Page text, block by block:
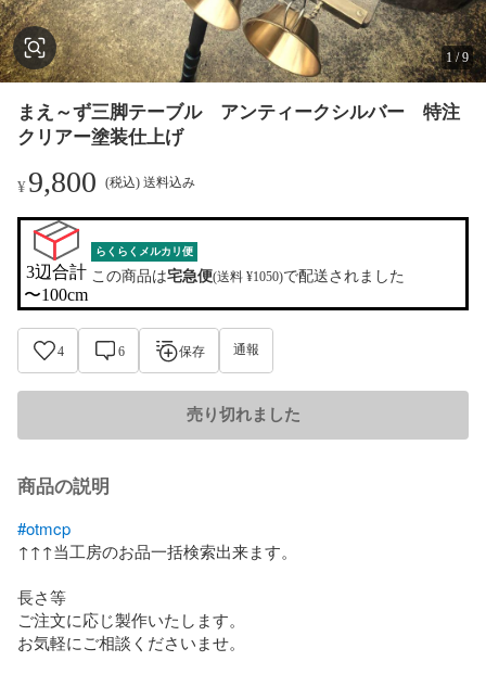
1 /9
まえ～ず三脚テーブル アンティークシルバー 特注
クリアー塗装仕上げ
¥9,800 (税込) 送料込み
3辺合計
〜100cm
らくらくメルカリ便
この商品は宅急便(送料 ¥1050)で配送されました
4 6 保存 通報
売り切れました
商品の説明
#otmcp
↑↑↑当工房のお品一括検索出来ます。
長さ等
ご注文に応じ製作いたします。
お気軽にご相談くださいませ。